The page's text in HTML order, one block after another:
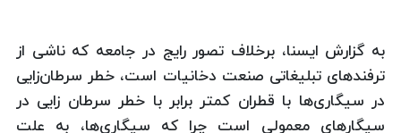
به گزارش ایسنا، برخلاف تصور رایج در جامعه كه ناشی از
ترفندهای تبلیغاتی صنعت دخانیات است، خطر سرطان‌زایی
در سیگاری‌ها با قطران كمتر برابر با خطر سرطان زایی در
سیگارهای معمولی است چرا كه سیگاری‌ها، به علت